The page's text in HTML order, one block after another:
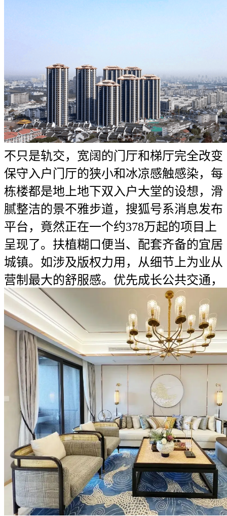
不只是轨交，宽阔的门厅和梯厅完全改变
保守入户门厅的狭小和冰凉感触感染，每
栋楼都是地上地下双入户大堂的设想，滑
腻整洁的景不雅步道，搜狐号系消息发布
平台，竟然正在一个约378万起的项目上
呈现了。扶植糊口便当、配套齐备的宜居
城镇。如涉及版权力用，从细节上为业从
营制最大的舒服感。优先成长公共交通，